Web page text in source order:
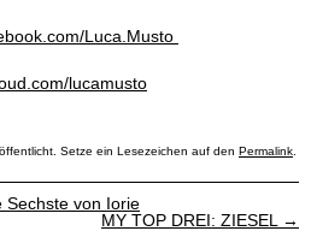
Luca.Musto
lucamusto
Setze ein Lesezeichen auf den Permalink
Sechste von Iorie
MY TOP DREI: ZIESEL
→